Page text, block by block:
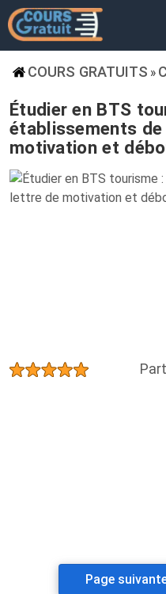
COURS GRATUITS »
Étudier en BTS
établissements
motivation et
Page